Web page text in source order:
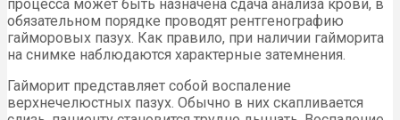
процесса может быть назначена сдача анализа крови, в
обязательном порядке проводят рентгенографию
гайморовых пазух. Как правило, при наличии гайморита
на снимке наблюдаются характерные затемнения.
Гайморит представляет собой воспаление
верхнечелюстных пазух. Обычно в них скапливается